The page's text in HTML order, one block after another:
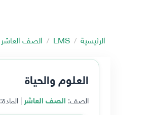
الرئيسية LMS الصف العاشر
العلوم والحياة
الصف: الصف العاشر | المادة: